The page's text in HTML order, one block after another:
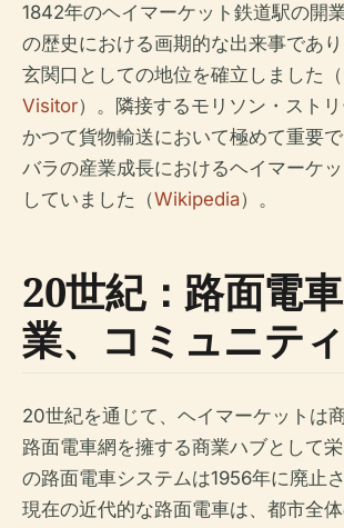
1842年のヘイマーケット鉄道駅の開
の歴史における画期的な出来事であ
玄関口としての地位を確立しました（
Visitor）。隣接するモリソン・ストリ
かつて貨物輸送において極めて重要
バラの産業成長におけるヘイマーケ
していました（Wikipedia）。
20世紀：路面電
業、コミュニティ
20世紀を通じて、ヘイマーケットは
路面電車網を擁する商業ハブとして
の路面電車システムは1956年に廃止
現在の近代的な路面電車は、都市全